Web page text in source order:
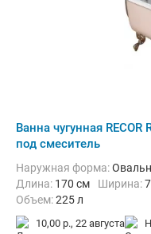
Ванна чугунная
под смеситель
Наружная форма:
Длина: 170 см Ширина:
Объем:225 л
10,00 р., 22 августа